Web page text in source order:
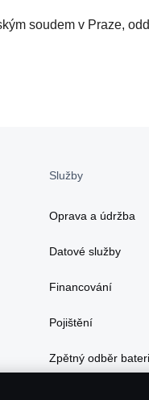
soudem v Praze,
Služby
Oprava a údržba
Datové služby
Financování
Pojištění
Zpětný odběr